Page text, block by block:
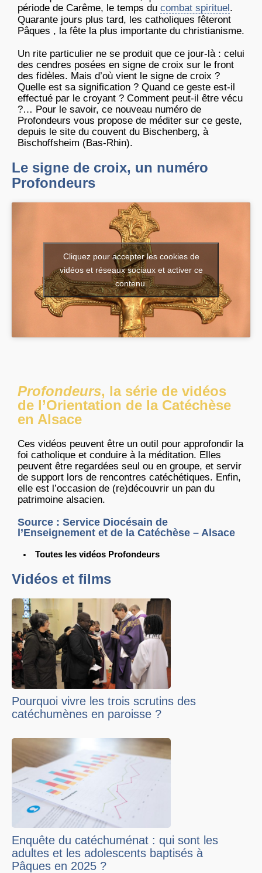
période de Carême, le temps du combat spirituel .
Quarante jours plus tard, les catholiques fêteront
Pâques , la fête la plus importante du christianisme.
Un rite particulier ne se produit que ce jour-là : celui
des cendres posées en signe de croix sur le front
des fidèles. Mais d’où vient le signe de croix ?
Quelle est sa signification ? Quand ce geste est-il
effectué par le croyant ? Comment peut-il être vécu
?… Pour le savoir, ce nouveau numéro de
Profondeurs vous propose de méditer sur ce geste,
depuis le site du couvent du Bischenberg, à
Bischoffsheim (Bas-Rhin).
Le signe de croix, un numéro
Profondeurs
Cliquez pour accepter les cookies de
vidéos et réseaux sociaux et activer ce
contenu.
Profondeurs, la série de vidéos
de l’Orientation de la Catéchèse
en Alsace
Ces vidéos peuvent être un outil pour approfondir la
foi catholique et conduire à la méditation. Elles
peuvent être regardées seul ou en groupe, et servir
de support lors de rencontres catéchétiques. Enfin,
elle est l’occasion de (re)découvrir un pan du
patrimoine alsacien.
Source : Service Diocésain de
l’Enseignement et de la Catéchèse – Alsace
Toutes les vidéos Profondeurs
Vidéos et films
Pourquoi vivre les trois scrutins des
catéchumènes en paroisse ?
Enquête du catéchuménat : qui sont les
adultes et les adolescents baptisés à
Pâques en 2025 ?